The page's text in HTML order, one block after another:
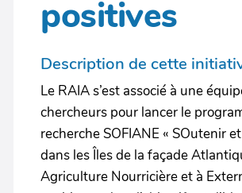
positives
Description de cette
Le RAIA s’est associé à une
chercheurs pour lancer le
recherche SOFIANE « SOutenir
dans les Îles de la façade
Agriculture Nourricière et à